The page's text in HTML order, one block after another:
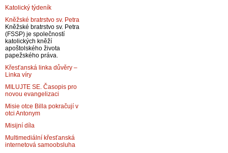
Katolický týdeník
Kněžské bratrstvo sv. Petra
Kněžské bratrstvo sv. Petra
(FSSP) je společností
katolických kněží
apoštolského života
papežského práva.
Křesťanská linka důvěry –
Linka víry
MILUJTE SE. Časopis pro
novou evangelizaci
Misie otce Billa pokračují v
otci Antonym
Misijní díla
Multimediální křesťanská
internetová samoobsluha